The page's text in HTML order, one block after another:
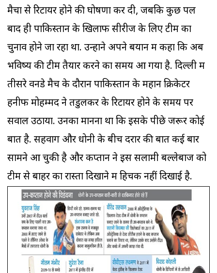
मैचों से रिटायर होने की घोषणा कर दी, जबकि कुछ पल
बाद ही पाकिस्तान के खिलाफ सीरीज के लिए टीम का
चुनाव होने जा रहा था. उन्होंने अपने बयान में कहा कि अब
भविष्य की टीम तैयार करने का समय आ गया है. दिल्ली में
तीसरे वनडे मैच के दौरान पाकिस्तान के महान क्रिकेटर
हनीफ मोहम्मद ने तेंडुलकर के रिटायर होने के समय पर
सवाल उठाया. उनका मानना था कि इसके पीछे जरूर कोई
बात है. सहवाग और धोनी के बीच दरार की बात कई बार
सामने आ चुकी है और कप्तान ने इस सलामी बल्लेबाज को
टीम से बाहर का रास्ता दिखाने में हिचक नहीं दिखाई है.